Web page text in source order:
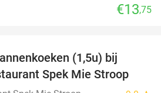
€13,75
(1,5u) bij
Spek Mie Stroop